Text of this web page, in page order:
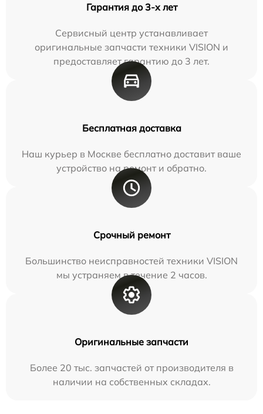
Гарантия до 3-х лет
Сервисный центр устанавливает
оригинальные запчасти техники VISION и
предоставляет гарантию до 3 лет.
Бесплатная доставка
Наш курьер в Москве бесплатно доставит ваше
устройство на ремонт и обратно.
Срочный ремонт
Большинство неисправностей техники VISION
мы устраняем в течение 2 часов.
Оригинальные запчасти
Более 20 тыс. запчастей от производителя в
наличии на собственных складах.